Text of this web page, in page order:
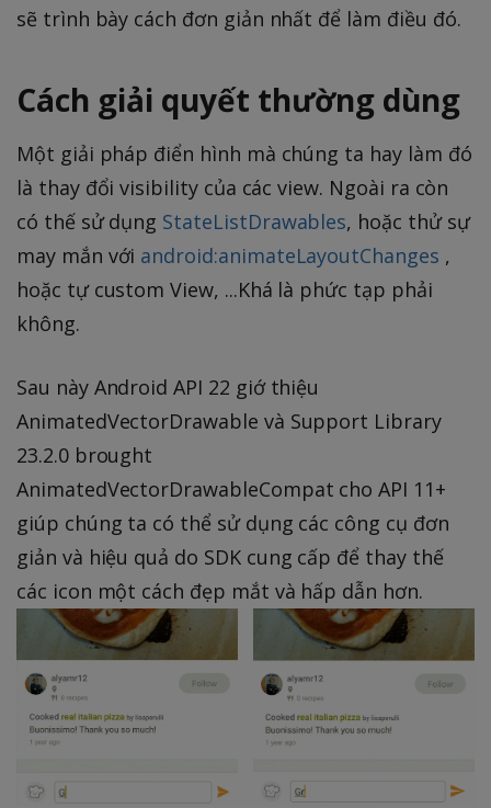
sẽ trình bày cách đơn giản nhất để làm điều đó.
Cách giải quyết thường dùng
Một giải pháp điển hình mà chúng ta hay làm đó
là thay đổi visibility của các view. Ngoài ra còn
có thế sử dụng StateListDrawables, hoặc thử sự
may mắn với android:animateLayoutChanges ,
hoặc tự custom View, ...Khá là phức tạp phải
không.
Sau này Android API 22 giớ thiệu
AnimatedVectorDrawable và Support Library
23.2.0 brought
AnimatedVectorDrawableCompat cho API 11+
giúp chúng ta có thể sử dụng các công cụ đơn
giản và hiệu quả do SDK cung cấp để thay thế
các icon một cách đẹp mắt và hấp dẫn hơn.